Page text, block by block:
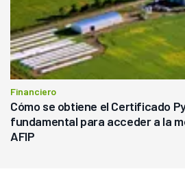
Financiero
Cómo se obtiene el Certificado
fundamental para acceder a la
AFIP